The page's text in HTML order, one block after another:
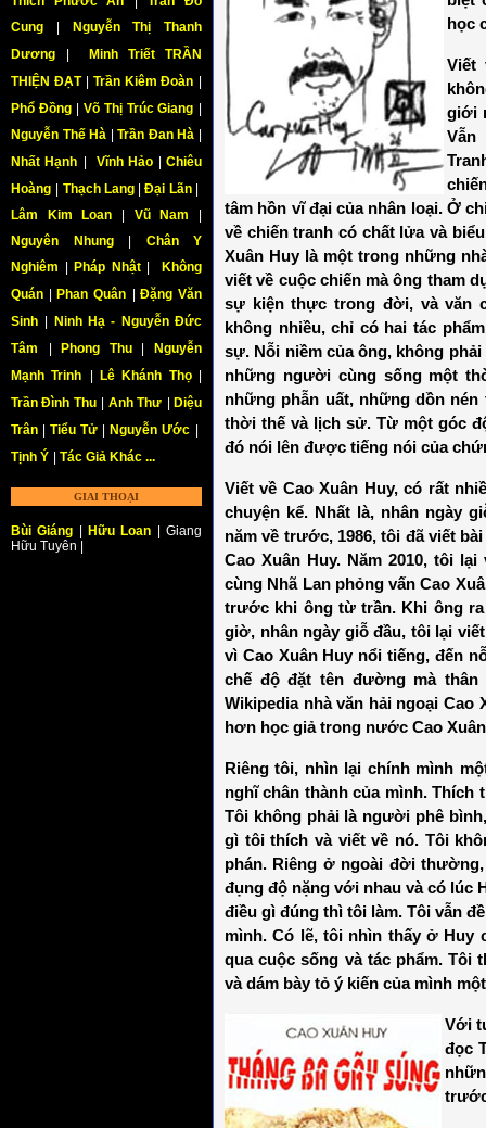
Cung
Nguyễn Thị Thanh
Dương
Minh Triết TRẦN
THIỆN ĐẠT
|Trần Kiêm Đoàn
Phổ Đồng
|Võ Thị Trúc Giang
Nguyễn Thế Hà
Trần Đan Hà
Nhất Hạnh
Vĩnh Hảo |Chiêu
Hoàng
Thạch Lang|Đại Lãn|
Lâm Kim Loan
Vũ Nam
Nguyên Nhung| Chân Y
Nghiêm
Pháp Nhật|
Không
Quán
Phan Quân |Đặng Văn
Sinh
Ninh Hạ - Nguyễn Đức
Tâm
Phong Thu|
Nguyễn
Mạnh Trinh
Lê Khánh Thọ|
Trần Đình Thu
Anh Thư
Diệu
Trân
Tiểu Tử Nguyễn Ước
Tịnh Ý
Tác Giả Khác ...
GIAI THOẠI
Bùi Giáng Hữu Loan | Giang
Hữu Tuyên |
học
Viết
giới
Vẫn
tâm hồn vĩ đại của nhân loại. Ở
về chiến tranh có chất lửa và
Xuân Huy là một trong những
viết về cuộc chiến mà ông tham
sự kiện thực trong đời, và văn
không nhiều, chỉ có hai tác
sự. Nỗi niềm của ông, không
những người cùng sống một
những phẫn uất, những dồn
thời thế và lịch sử. Từ một góc
đó nói lên được tiếng nói của
Viết về Cao Xuân Huy, có rất
chuyện kể. Nhất là, nhân ngày
năm về trước, 1986, tôi đã viết
Cao Xuân Huy. Năm 2010, tôi
cùng Nhã Lan phỏng vấn Cao
trước khi ông từ trần. Khi ông
giờ, nhân ngày giỗ đầu, tôi lại
vì Cao Xuân Huy nổi tiếng, đến
chế độ đặt tên đường mà thân
Wikipedia nhà văn hải ngoại
hơn học giả trong nước Cao
Riêng tôi, nhìn lại chính mình
nghĩ chân thành của mình.
Tôi không phải là người phê
gì tôi thích và viết về nó. Tôi
phán. Riêng ở ngoài đời
đụng độ nặng với nhau và có lúc
điều gì đúng thì tôi làm. Tôi vẫn
mình. Có lẽ, tôi nhìn thấy ở
qua cuộc sống và tác phẩm.
và dám bày tỏ ý kiến của mình
Với
đọc